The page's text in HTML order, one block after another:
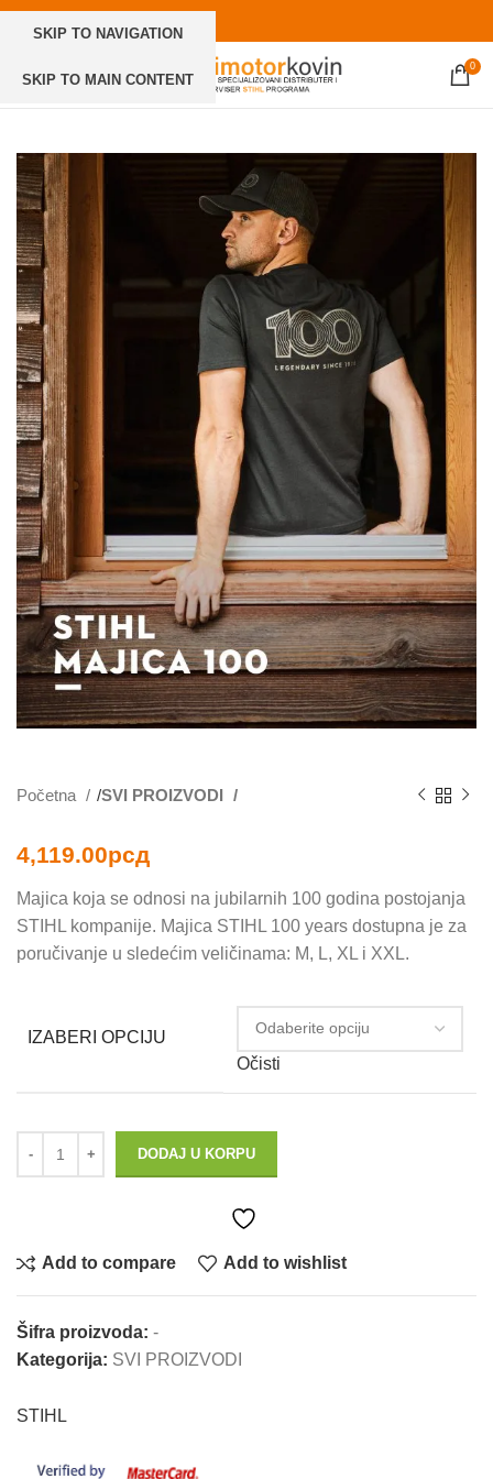
SKIP TO NAVIGATION
SKIP TO MAIN CONTENT
0
Početna SVI PROIZVODI
4,119.00рсд
Majica koja se odnosi na jubilarnih 100 godina postojanja
STIHL kompanije. Majica STIHL 100 years dostupna je za
poručivanje u sledećim veličinama: M, L, XL i XXL.
IZABERI OPCIJU
Očisti
DODAJ U KORPU
Add to compare Add to wishlist
Šifra proizvoda: -
Kategorija: SVI PROIZVODI
STIHL